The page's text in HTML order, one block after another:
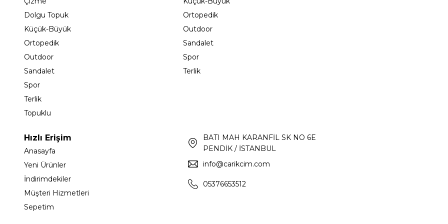
Dolgu Topuk
Küçük-Büyük
Ortopedik
Outdoor
Sandalet
Spor
Terlik
Topuklu
Ortopedik
Outdoor
Sandalet
Spor
Terlik
Hızlı Erişim
Anasayfa
Yeni Ürünler
İndirimdekiler
Müşteri Hizmetleri
Sepetim
BATI MAH KARANFİL SK NO 6E
PENDİK / İSTANBUL
info@carikcim.com
05376653512